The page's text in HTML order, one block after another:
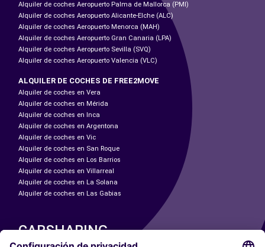
Alquiler de coches Aeropuerto Palma de Mallorca (PMI)
Alquiler de coches Aeropuerto Alicante-Elche (ALC)
Alquiler de coches Aeropuerto Menorca (MAH)
Alquiler de coches Aeropuerto Gran Canaria (LPA)
Alquiler de coches Aeropuerto Sevilla (SVQ)
Alquiler de coches Aeropuerto Valencia (VLC)
ALQUILER DE COCHES DE FREE2MOVE
Alquiler de coches en Vera
Alquiler de coches en Mérida
Alquiler de coches en Inca
Alquiler de coches en Argentona
Alquiler de coches en Vic
Alquiler de coches en San Roque
Alquiler de coches en Los Barrios
Alquiler de coches en Villarreal
Alquiler de coches en La Solana
Alquiler de coches en Las Gabias
CARSHARING